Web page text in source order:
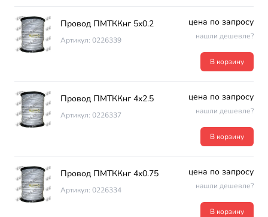
Провод ПМТККнг 5х0.2
Артикул: 0226339
цена по запросу
нашли дешевле?
В корзину
Провод ПМТККнг 4х2.5
Артикул: 0226337
цена по запросу
нашли дешевле?
В корзину
Провод ПМТККнг 4х0.75
Артикул: 0226334
цена по запросу
нашли дешевле?
В корзину